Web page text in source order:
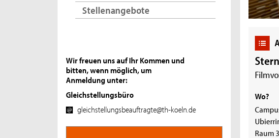
Stellenangebote
Wir freuen uns auf Ihr Kommen und
bitten, wenn möglich, um
Anmeldung unter:
Gleichstellungsbüro
gleichstellungsbeauftragte@th-koeln.de
Wo?
Raum